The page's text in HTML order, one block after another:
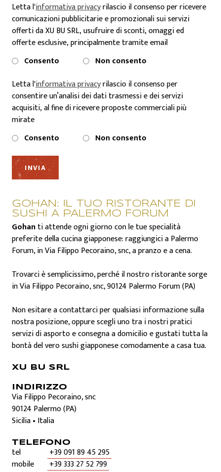
Letta l'informativa privacyrilascio il consenso per ricevere
comunicazioni pubblicitarie e promozionali sui servizi
offerti da XU BU SRL, usufruire di sconti, omaggi ed
offerte esclusive, principalmente tramite email
Consento
Non consento
Letta l'informativa privacyrilascio il consenso per
consentire un’analisi dei dati trasmessi e dei servizi
acquisiti, al fine di ricevere proposte commerciali più
mirate
Consento
Non consento
GOHAN: IL TUO RISTORANTE DI
SUSHI A PALERMO FORUM
Gohanti attende ogni giorno con le tue specialità
preferite della cucina giapponese: raggiungici a Palermo
Forum, in Via Filippo Pecoraino, snc, a pranzo e a cena.
Trovarci è semplicissimo, perché il nostro ristorante sorge
in Via Filippo Pecoraino, snc, 90124 Palermo Forum (PA)
Non esitare a contattarci per qualsiasi informazione sulla
nostra posizione, oppure scegli uno tra i nostri pratici
servizi di asporto e consegna a domicilio e gustati tutta la
bontà del vero sushi giapponese comodamente a casa tua.
XU BU SRL
INDIRIZZO
Via Filippo Pecoraino, snc
90124 Palermo(PA)
Sicilia• Italia
TELEFONO
tel
+39 091 89 45 295
mobile
+39 333 27 52 799